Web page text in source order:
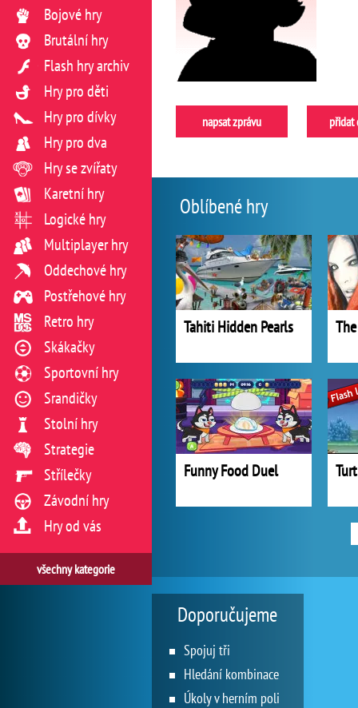
napsat zprávu přidat
Oblíbené hry
Tahiti Hidden Pearls
Funny Food Duel
Bojové hry
Brutální hry
Flash hry archiv
Hry pro děti
Hry pro dívky
Hry pro dva
Hry se zvířaty
Karetní hry
Logické hry
Multiplayer hry
Oddechové hry
Postřehové hry
Retro hry
Skákačky
Sportovní hry
Srandičky
Stolní hry
Strategie
Střílečky
Závodní hry
Hry od vás
všechny kategorie
Doporučujeme
Spojuj tři
Hledání kombinace
Úkoly v herním poli